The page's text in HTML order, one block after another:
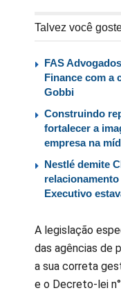
Talvez você
FAS
Finance com a
Gobbi
Construindo
fortalecer a
empresa na
Nestlé demite
Executivo
A legislação
das agências de
a sua correta
e o Decreto-lei n°